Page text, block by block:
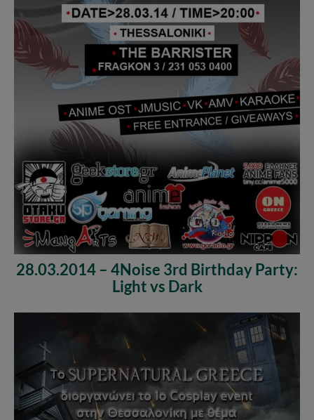
28.03.2014 – 4Noise 3rd Birthday Party:
Light vs Dark